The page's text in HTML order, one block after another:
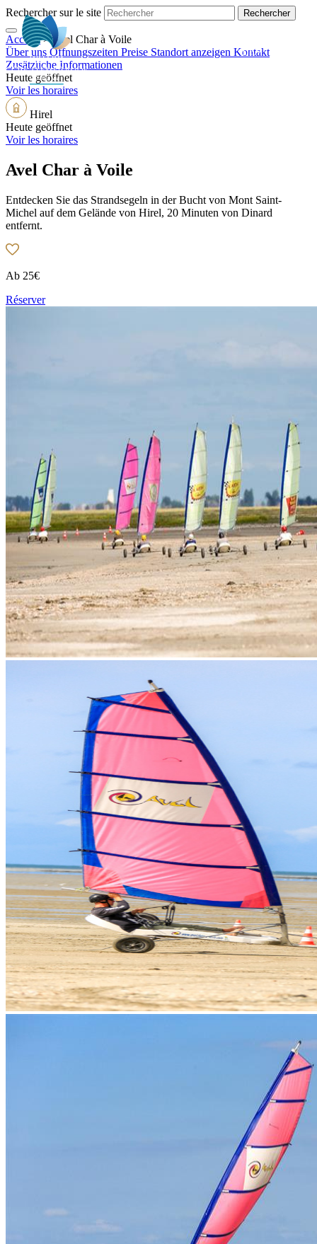
Rechercher sur le site
DE
Accueil>Avel Char à Voile
Über uns Öffnungszeiten Preise Standort anzeigen Kontakt
Zusätzliche Informationen
Heute geöffnet
Voir les horaires
Hirel
Heute geöffnet
Voir les horaires
Avel Char à Voile
Entdecken Sie das Strandsegeln in der Bucht von Mont Saint-
Michel auf dem Gelände von Hirel, 20 Minuten von Dinard
entfernt.
Ab 25€
Réserver